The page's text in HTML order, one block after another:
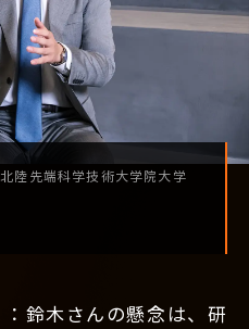
北陸先端科学技術大学院大学
：鈴木さんの懸念は、研